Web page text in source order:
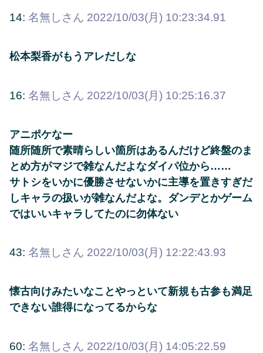
14: 名無しさん 2022/10/03(月) 10:23:34.91
松本梨香がもうアレだしな
16: 名無しさん 2022/10/03(月) 10:25:16.37
アニポケなー
随所随所で素晴らしい箇所はあるんだけど終盤のま
とめ方がマジで雑なんだよなダイパ位から……
サトシをいかに優勝させないかに主導を置きすぎだ
しキャラの扱いが雑なんだよな。ダンデとかゲーム
ではいいキャラしてたのに勿体ない
43: 名無しさん 2022/10/03(月) 12:22:43.93
懐古向けみたいなことやっといて新規も古参も満足
できない誰得になってるからな
60: 名無しさん 2022/10/03(月) 14:05:22.59